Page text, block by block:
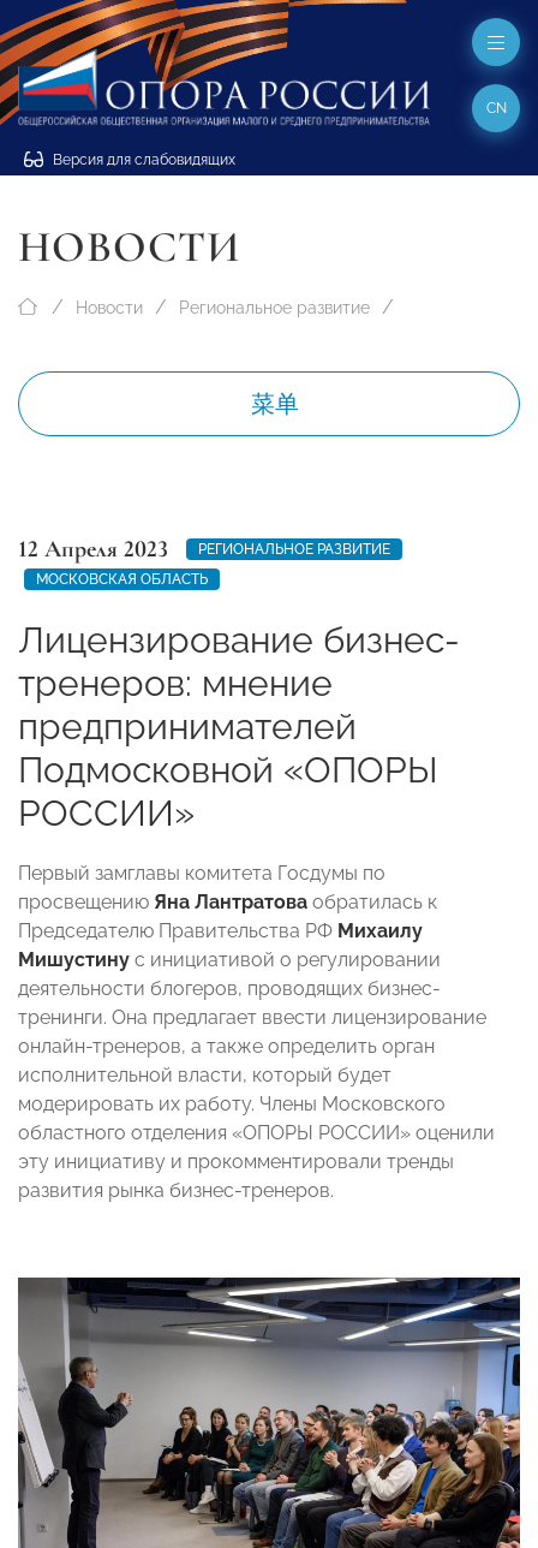
Версия для слабовидящих
CN
НОВОСТИ
Новости Региональное развитие
菜单
12 Апреля 2023
РЕГИОНАЛЬНОЕ РАЗВИТИЕ
МОСКОВСКАЯ ОБЛАСТЬ
Лицензирование бизнес-
тренеров: мнение
предпринимателей
Подмосковной «ОПОРЫ
РОССИИ»
Первый замглавы комитета Госдумы по
просвещению Яна Лантратова обратилась к
Председателю Правительства РФ Михаилу
Мишустину с инициативой о регулировании
деятельности блогеров, проводящих бизнес-
тренинги. Она предлагает ввести лицензирование
онлайн-тренеров, а также определить орган
исполнительной власти, который будет
модерировать их работу. Члены Московского
областного отделения «ОПОРЫ РОССИИ» оценили
эту инициативу и прокомментировали тренды
развития рынка бизнес-тренеров.